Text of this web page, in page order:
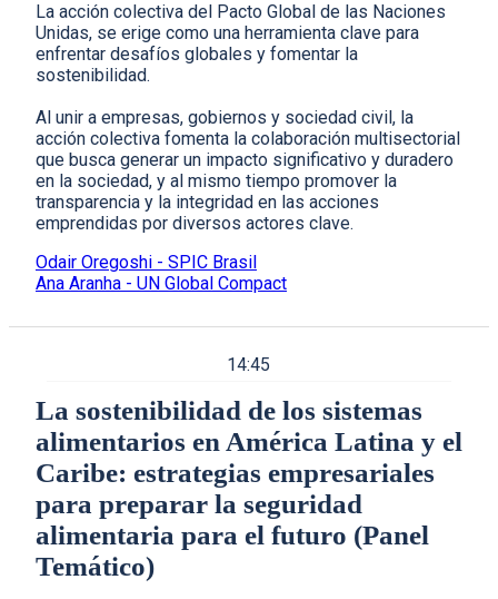
La acción colectiva del Pacto Global de las Naciones
Unidas, se erige como una herramienta clave para
enfrentar desafíos globales y fomentar la
sostenibilidad.
Al unir a empresas, gobiernos y sociedad civil, la
acción colectiva fomenta la colaboración multisectorial
que busca generar un impacto significativo y duradero
en la sociedad, y al mismo tiempo promover la
transparencia y la integridad en las acciones
emprendidas por diversos actores clave.
Odair Oregoshi - SPIC Brasil
Ana Aranha - UN Global Compact
14:45
La sostenibilidad de los sistemas
alimentarios en América Latina y el
Caribe: estrategias empresariales
para preparar la seguridad
alimentaria para el futuro (Panel
Temático)